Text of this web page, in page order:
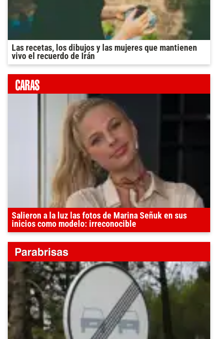
Las recetas, los dibujos y las mujeres que mantienen
vivo el recuerdo de Irán
Salieron a la luz las fotos de Marina Señuk en sus
inicios como modelo: irreconocible